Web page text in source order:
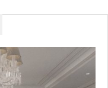
–
ДИЗАЙНУ